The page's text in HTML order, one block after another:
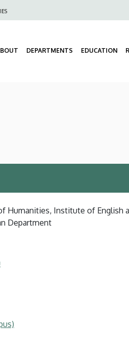
DEPARTMENTS EDUCATION
Humanities, Institute of English
Department